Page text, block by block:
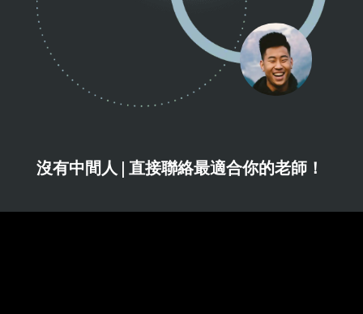
沒有中間人 | 直接聯絡最適合你的老師！